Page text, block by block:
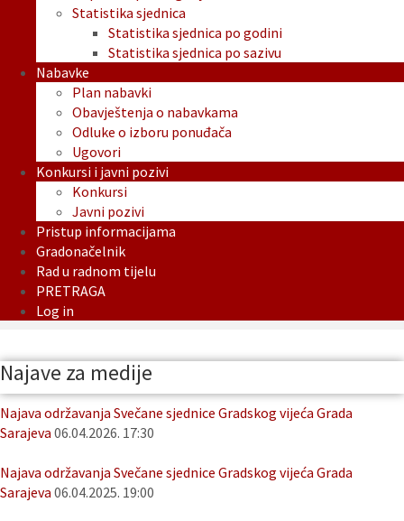
Statistika sjednica
Statistika sjednica po godini
Statistika sjednica po sazivu
Nabavke
Plan nabavki
Obavještenja o nabavkama
Odluke o izboru ponuđača
Ugovori
Konkursi i javni pozivi
Konkursi
Javni pozivi
Pristup informacijama
Gradonačelnik
Rad u radnom tijelu
PRETRAGA
Log in
Najave za medije
Najava održavanja Svečane sjednice Gradskog vijeća Grada
Sarajeva 06.04.2026. 17:30
Najava održavanja Svečane sjednice Gradskog vijeća Grada
Sarajeva 06.04.2025. 19:00